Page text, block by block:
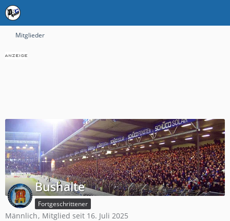
Mitglieder
Bushalte
Fortgeschrittener
Männlich Mitglied seit 16. Juli 2025